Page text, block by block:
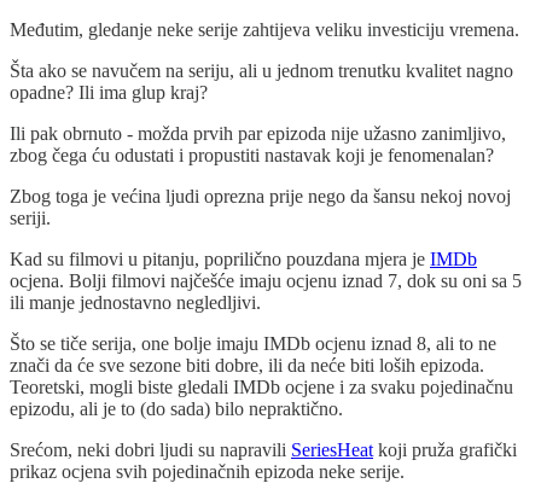
Međutim, gledanje neke serije zahtijeva veliku investiciju vremena.
Šta ako se navučem na seriju, ali u jednom trenutku kvalitet nagno
opadne? Ili ima glup kraj?
Ili pak obrnuto - možda prvih par epizoda nije užasno zanimljivo,
zbog čega ću odustati i propustiti nastavak koji je fenomenalan?
Zbog toga je većina ljudi oprezna prije nego da šansu nekoj novoj
seriji.
Kad su filmovi u pitanju, poprilično pouzdana mjera je IMDb
ocjena. Bolji filmovi najčešće imaju ocjenu iznad 7, dok su oni sa 5
ili manje jednostavno negledljivi.
Što se tiče serija, one bolje imaju IMDb ocjenu iznad 8, ali to ne
znači da će sve sezone biti dobre, ili da neće biti loših epizoda.
Teoretski, mogli biste gledali IMDb ocjene i za svaku pojedinačnu
epizodu, ali je to (do sada) bilo nepraktično.
Srećom, neki dobri ljudi su napravili SeriesHeat koji pruža grafički
prikaz ocjena svih pojedinačnih epizoda neke serije.